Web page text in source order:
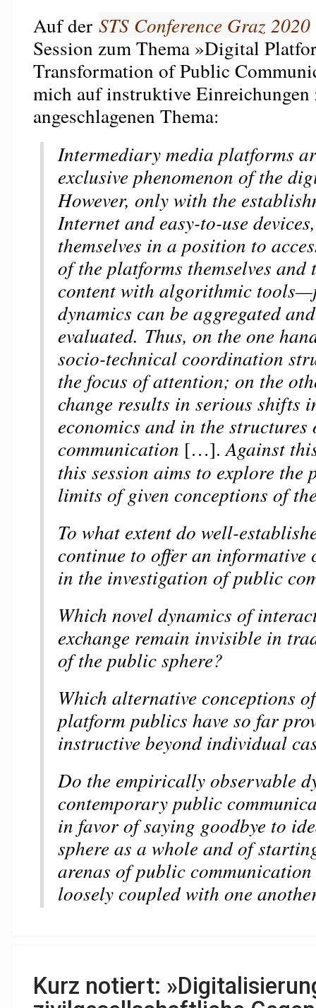
Auf der STS Conference Graz 2020
Session zum Thema »Digital
Transformation of Public
mich auf instruktive Einreichungen
angeschlagenen Thema:
Intermediary media platforms
exclusive phenomenon of the
However, only with the
Internet and easy-to-use
themselves in a position to
of the platforms themselves and
content with algorithmic
dynamics can be aggregated and
evaluated. Thus, on the one
socio-technical coordination
the focus of attention; on the
change results in serious shifts
economics and in the
communication […].Against
this session aims to explore the
limits of given conceptions of
To what extent do well-
continue to offer an
in the investigation of public
Which novel dynamics of
exchange remain invisible in
of the public sphere?
Which alternative conceptions
platform publics have so far
instructive beyond individual
Do the empirically observable
contemporary public
in favor of saying goodbye to
sphere as a whole and of
arenas of public
loosely coupled with one
Kurz notiert: